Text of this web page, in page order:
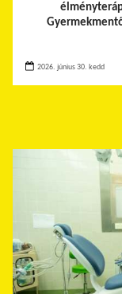
2026. június 30. kedd